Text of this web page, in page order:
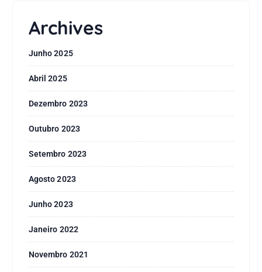
Archives
Junho 2025
Abril 2025
Dezembro 2023
Outubro 2023
Setembro 2023
Agosto 2023
Junho 2023
Janeiro 2022
Novembro 2021